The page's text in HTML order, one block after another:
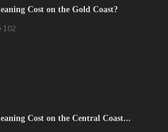
Cost on the Gold Coast?
102
Cost on the Central Coast...